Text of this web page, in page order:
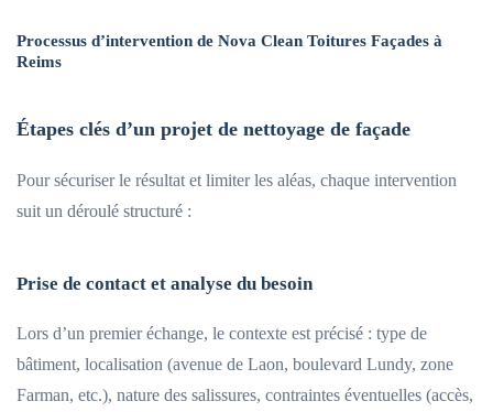
Processus d’intervention de Nova Clean Toitures Façades à
Reims
Étapes clés d’un projet de nettoyage de façade
Pour sécuriser le résultat et limiter les aléas, chaque intervention
suit un déroulé structuré :
Prise de contact et analyse du besoin
Lors d’un premier échange, le contexte est précisé : type de
bâtiment, localisation (avenue de Laon, boulevard Lundy, zone
Farman, etc.), nature des salissures, contraintes éventuelles (accès,